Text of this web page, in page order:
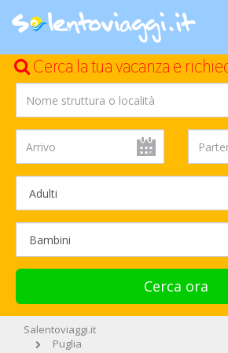
Cerca la tua vacanza e
Cerca ora
Salentoviaggi.it
Puglia